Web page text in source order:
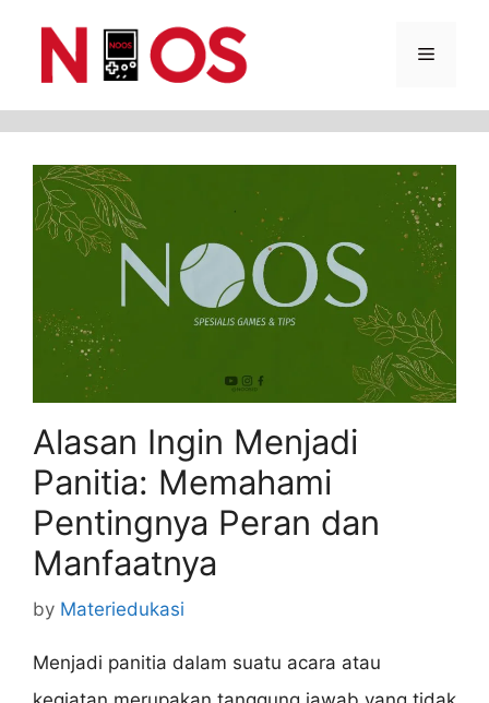
Menu
Alasan Ingin Menjadi
Panitia: Memahami
Pentingnya Peran dan
Manfaatnya
by Materiedukasi
Menjadi panitia dalam suatu acara atau